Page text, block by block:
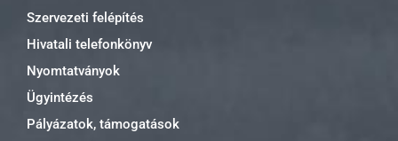
Szervezeti felépítés
Hivatali telefonkönyv
Nyomtatványok
Ügyintézés
Pályázatok, támogatások